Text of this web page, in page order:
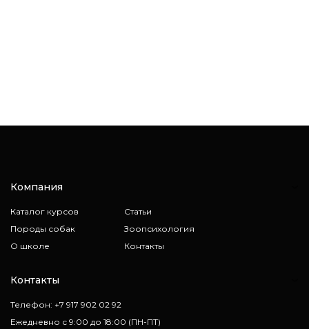
Компания
Каталог курсов
Породы собак
О школе
Статьи
Зоопсихология
Контакты
Контакты
Телефон: +7 917 902 02 92
Ежедневно с 9:00 до 18:00 (ПН-ПТ)